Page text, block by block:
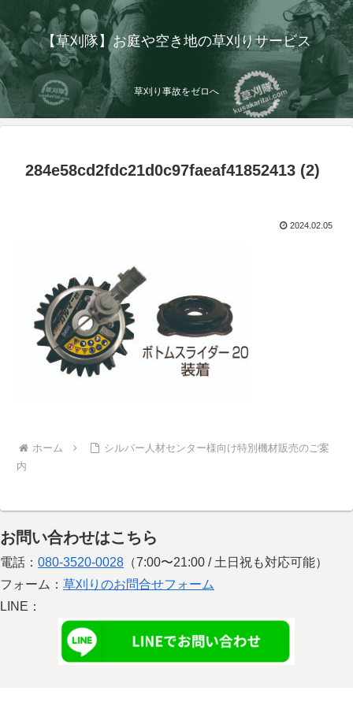
【草刈隊】お庭や空き地の草刈りサービス
草刈り事故をゼロへ
284e58cd2fdc21d0c97faeaf41852413 (2)
2024.02.05
ホーム
シルバー人材センター様向け特別機材販売のご案
内
お問い合わせはこちら
電話： 080-3520-0028 （7:00〜21:00 / 土日祝も対応可能）
フォーム： 草刈りのお問合せフォーム
LINE：